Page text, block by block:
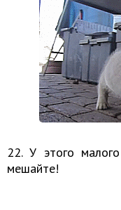
22. У этого
мешайте!